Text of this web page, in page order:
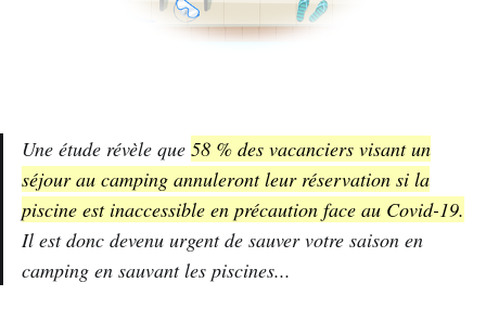
Une étude révèle que 58 % des vacanciers visant un
séjour au camping annuleront leur réservation si la
piscine est inaccessible en précaution face au Covid-19.
Il est donc devenu urgent de sauver votre saison en
camping en sauvant les piscines...